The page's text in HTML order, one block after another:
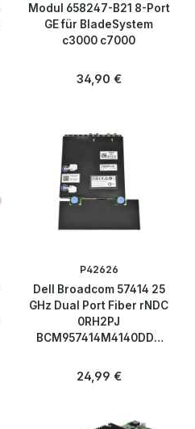
Modul 658247-B21 8-Port
GE für BladeSystem
c3000 c7000
Regulärer Preis:
34,90 €
P42626
Dell Broadcom 57414 25
GHz Dual Port Fiber rNDC
0RH2PJ
BCM957414M4140DDT
NEW
Regulärer Preis:
24,99 €